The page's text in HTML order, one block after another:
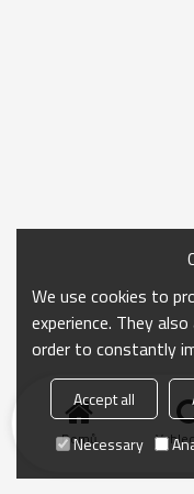
Domů
We use cookies to
experience. They
order to constantly
Accept all
Necessary